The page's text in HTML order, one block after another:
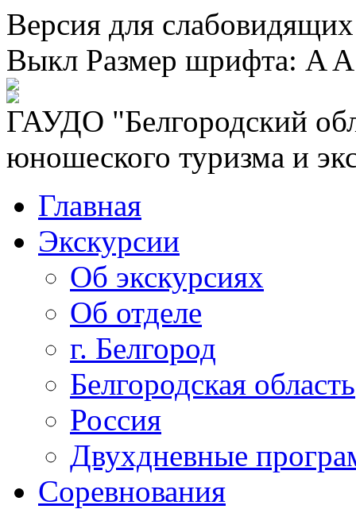
Версия для
Выкл Размер шрифта: A A
ГАУДО "Белгородский
юношеского туризма и
Главная
Экскурсии
Об экскурсиях
Об отделе
г. Белгород
Белгородская область
Россия
Двухдневные
Соревнования